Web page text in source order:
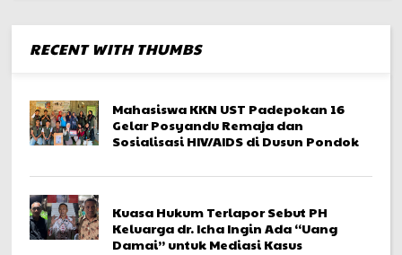
RECENT WITH THUMBS
Mahasiswa KKN UST Padepokan 16
Gelar Posyandu Remaja dan
Sosialisasi HIV/AIDS di Dusun Pondok
Kuasa Hukum Terlapor Sebut PH
Keluarga dr. Icha Ingin Ada “Uang
Damai” untuk Mediasi Kasus